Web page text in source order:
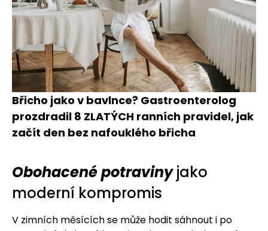
Břicho jako v bavlnce? Gastroenterolog
prozdradil 8 ZLATÝCH ranních pravidel, jak
začít den bez nafouklého břicha
Obohacené potravinyjako
moderní kompromis
V zimních měsících se může hodit sáhnout i po